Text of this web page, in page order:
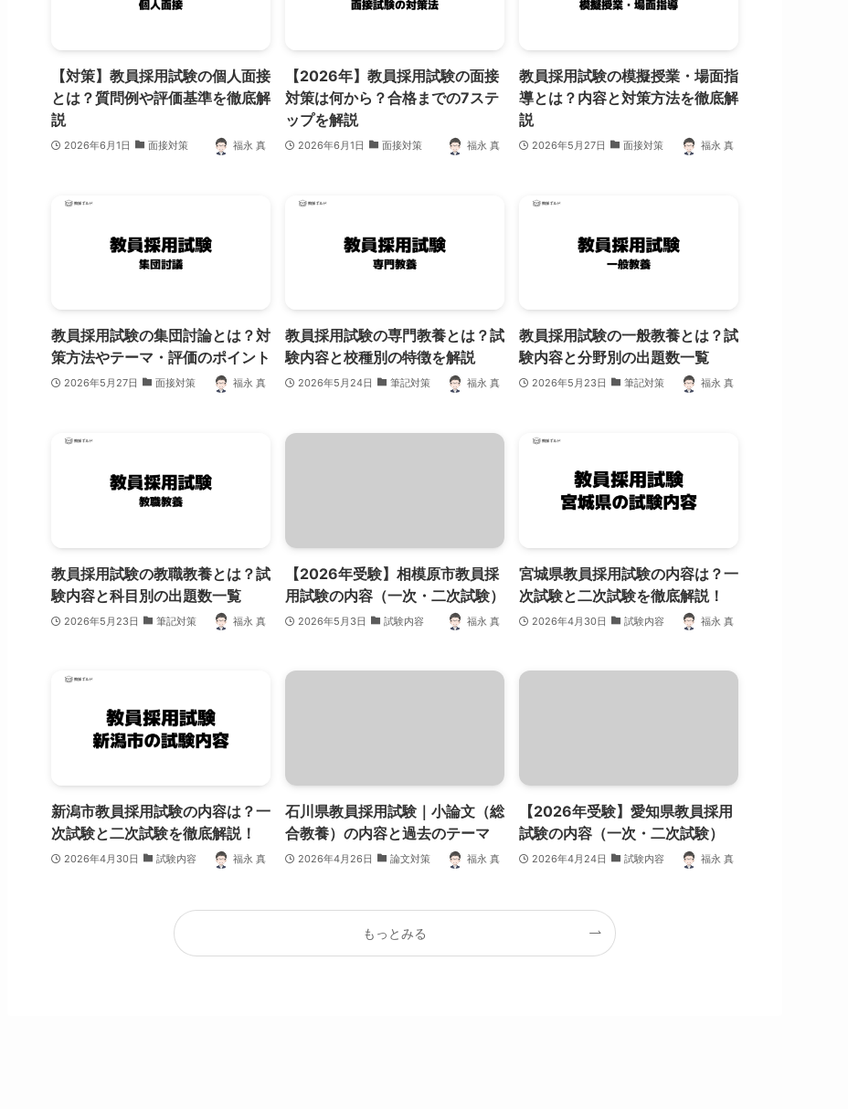
【対策】教員採用試験の個人面接
とは？質問例や評価基準を徹底解
説
2026年6月1日 面接対策 福永 真
【2026年】教員採用試験の面接
対策は何から？合格までの7ステ
ップを解説
2026年6月1日 面接対策 福永 真
教員採用試験の模擬授業・場面指
導とは？内容と対策方法を徹底解
説
2026年5月27日 面接対策 福永 真
教員採用試験の集団討論とは？対
策方法やテーマ・評価のポイント
2026年5月27日 面接対策 福永 真
教員採用試験の専門教養とは？試
験内容と校種別の特徴を解説
2026年5月24日 筆記対策 福永 真
教員採用試験の一般教養とは？試
験内容と分野別の出題数一覧
2026年5月23日 筆記対策 福永 真
教員採用試験の教職教養とは？試
験内容と科目別の出題数一覧
2026年5月23日 筆記対策 福永 真
【2026年受験】相模原市教員採
用試験の内容（一次・二次試験）
2026年5月3日 試験内容 福永 真
宮城県教員採用試験の内容は？一
次試験と二次試験を徹底解説！
2026年4月30日 試験内容 福永 真
新潟市教員採用試験の内容は？一
次試験と二次試験を徹底解説！
2026年4月30日 試験内容 福永 真
石川県教員採用試験｜小論文（総
合教養）の内容と過去のテーマ
2026年4月26日 論文対策 福永 真
【2026年受験】愛知県教員採用
試験の内容（一次・二次試験）
2026年4月24日 試験内容 福永 真
もっとみる